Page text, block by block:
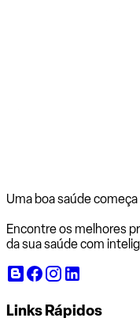
Uma boa saúde
Encontre os melhores
da sua saúde com
Links Rápidos